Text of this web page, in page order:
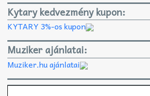
Kytary kedvezmény kupon:
KYTARY 3%-os kupon
Muziker ajánlatai:
Muziker.hu ajánlatai